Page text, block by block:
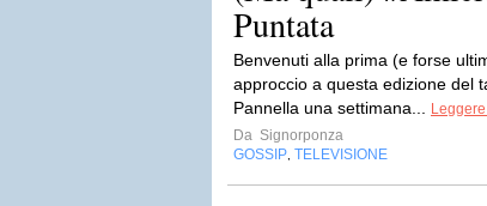
Puntata
Benvenuti alla prima (e forse
approccio a questa edizione del
Pannella una settimana...
Da Signorponza
GOSSIP TELEVISIONE